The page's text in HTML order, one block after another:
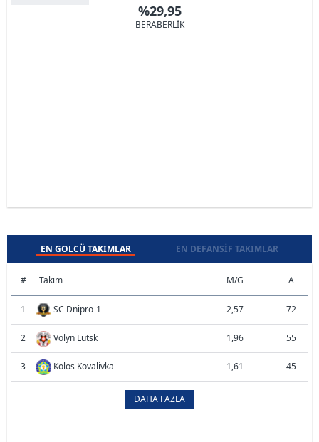
%29,95
BERABERLİK
EN GOLCÜ TAKIMLAR EN DEFANSIF TAKIMLAR
# Takım M/G A
1 SC Dnipro-1 2,57 72
2 Volyn Lutsk 1,96 55
3 Kolos Kovalivka 1,61 45
DAHA FAZLA